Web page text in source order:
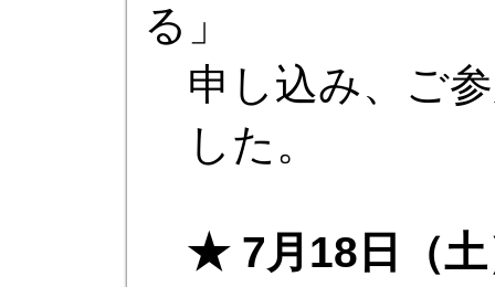
る」
申し込み、ご
した。
★ 7月18日（土